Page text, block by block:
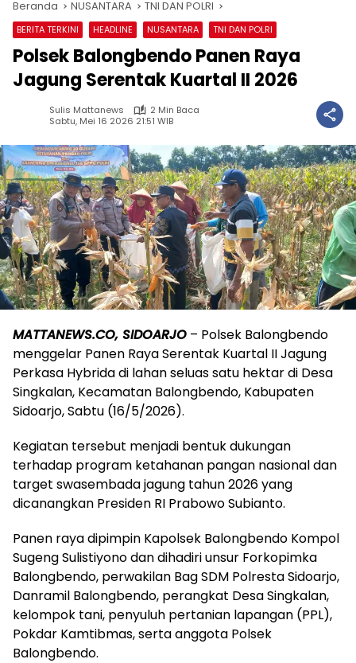
Beranda NUSANTARA TNI DAN POLRI
BERITA TERKINI HEADLINE NUSANTARA TNI DAN POLRI
Polsek Balongbendo Panen Raya
Jagung Serentak Kuartal II 2026
Sulis Mattanews
2 Min Baca
Sabtu, Mei 16 2026 21:51 WIB
MATTANEWS.CO, SIDOARJO – Polsek Balongbendo
menggelar Panen Raya Serentak Kuartal II Jagung
Perkasa Hybrida di lahan seluas satu hektar di Desa
Singkalan, Kecamatan Balongbendo, Kabupaten
Sidoarjo, Sabtu (16/5/2026).
Kegiatan tersebut menjadi bentuk dukungan
terhadap program ketahanan pangan nasional dan
target swasembada jagung tahun 2026 yang
dicanangkan Presiden RI Prabowo Subianto.
Panen raya dipimpin Kapolsek Balongbendo Kompol
Sugeng Sulistiyono dan dihadiri unsur Forkopimka
Balongbendo, perwakilan Bag SDM Polresta Sidoarjo,
Danramil Balongbendo, perangkat Desa Singkalan,
kelompok tani, penyuluh pertanian lapangan (PPL),
Pokdar Kamtibmas, serta anggota Polsek
Balongbendo.